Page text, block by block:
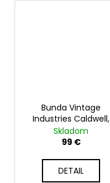
Bunda Vintage
Industries Caldwell,
čierna
Skladom
99 €
DETAIL